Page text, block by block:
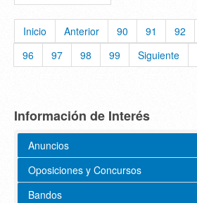
Inicio Anterior 90 91 92
96
97 98 99 Siguiente
Información de Interés
Anuncios
Oposiciones y Concursos
Bandos